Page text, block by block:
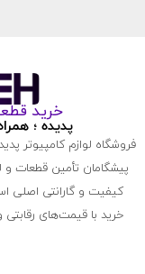
خرید
پدیده ؛
پیشگامان تأمین قطعات و
کیفیت و گارانتی اصلی
خرید با قیمت‌های رقابتی